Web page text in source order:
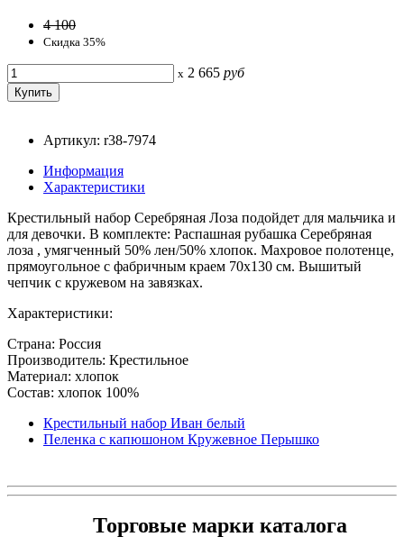
4 100
Скидка 35%
x 2 665 руб
Артикул: r38-7974
Информация
Характеристики
Крестильный набор Серебряная Лоза подойдет для мальчика и
для девочки. В комплекте: Распашная рубашка Серебряная
лоза , умягченный 50% лен/50% хлопок. Махровое полотенце,
прямоугольное с фабричным краем 70х130 см. Вышитый
чепчик с кружевом на завязках.
Характеристики:
Страна: Россия
Производитель: Крестильное
Материал: хлопок
Состав: хлопок 100%
Крестильный набор Иван белый
Пеленка с капюшоном Кружевное Перышко
Торговые марки каталога